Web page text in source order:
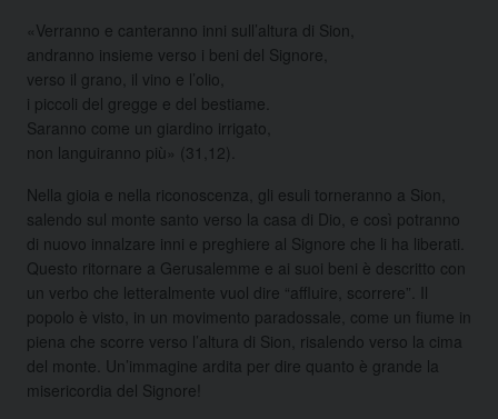
«Verranno e canteranno inni sull’altura di Sion,
andranno insieme verso i beni del Signore,
verso il grano, il vino e l’olio,
i piccoli del gregge e del bestiame.
Saranno come un giardino irrigato,
non languiranno più» (31,12).
Nella gioia e nella riconoscenza, gli esuli torneranno a Sion,
salendo sul monte santo verso la casa di Dio, e così potranno
di nuovo innalzare inni e preghiere al Signore che li ha liberati.
Questo ritornare a Gerusalemme e ai suoi beni è descritto con
un verbo che letteralmente vuol dire “affluire, scor­rere”. Il
popolo è visto, in un movimento paradossale, come un fiume in
piena che scorre verso l’altura di Sion, risalendo verso la cima
del monte. Un’immagine ardita per dire quanto è grande la
misericordia del Signore!